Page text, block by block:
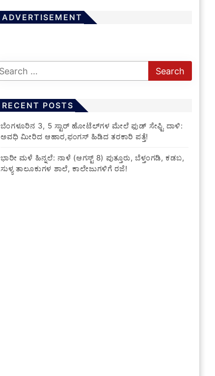
ADVERTISEMENT
RECENT POSTS
​ಬೆಂಗಳೂರಿನ 3, 5 ಸ್ಟಾರ್ ಹೋಟೆಲ್‌ಗಳ ಮೇಲೆ ಫುಡ್ ಸೇಫ್ಟಿ ದಾಳಿ:
ಅವಧಿ ಮೀರಿದ ಆಹಾರ,ಫಂಗಸ್ ಹಿಡಿದ ತರಕಾರಿ ಪತ್ತೆ!
​ಭಾರೀ ಮಳೆ ಹಿನ್ನಲೆ: ನಾಳೆ (ಆಗಸ್ಟ್ 8) ಪುತ್ತೂರು, ಬೆಳ್ತಂಗಡಿ, ಕಡಬ,
ಸುಳ್ಯ ತಾಲೂಕುಗಳ ಶಾಲೆ, ಕಾಲೇಜುಗಳಿಗೆ ರಜೆ!